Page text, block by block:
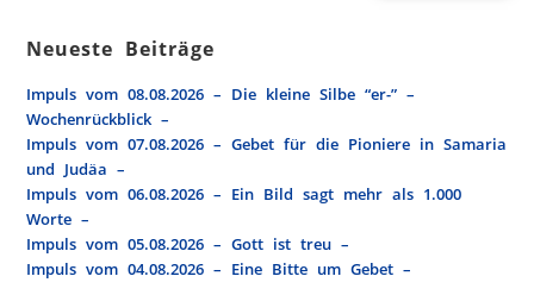
Neueste Beiträge
Impuls vom 08.08.2026 – Die kleine Silbe “er-” –
Wochenrückblick –
Impuls vom 07.08.2026 – Gebet für die Pioniere in Samaria
und Judäa –
Impuls vom 06.08.2026 – Ein Bild sagt mehr als 1.000
Worte –
Impuls vom 05.08.2026 – Gott ist treu –
Impuls vom 04.08.2026 – Eine Bitte um Gebet –